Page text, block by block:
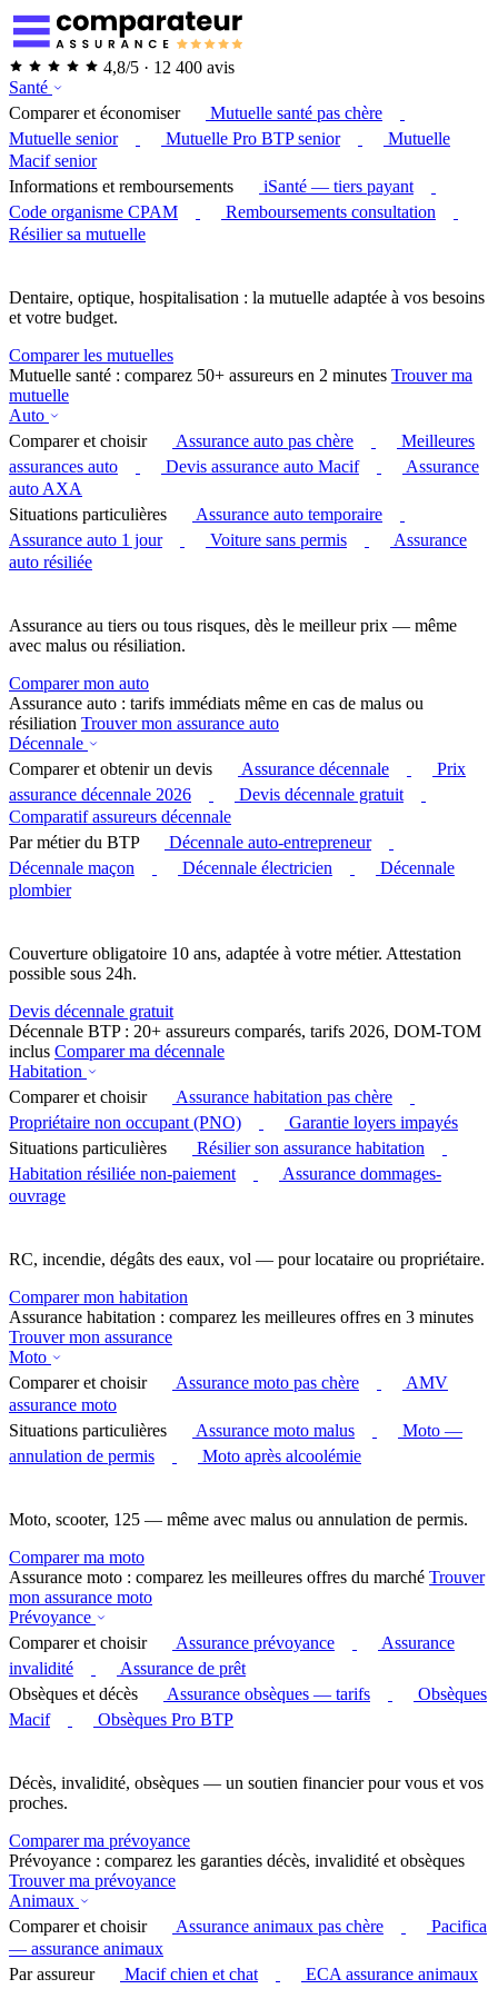
4,8/5 · 12 400 avis
Santé
Comparer et économiser
Mutuelle santé pas chère
Mutuelle senior
Mutuelle Pro BTP senior
Mutuelle
Macif senior
Informations et remboursements
iSanté — tiers payant
Code organisme CPAM
Remboursements consultation
Résilier sa mutuelle
Dentaire, optique, hospitalisation : la mutuelle adaptée à vos besoins
et votre budget.
Comparer les mutuelles
Mutuelle santé : comparez 50+ assureurs en 2 minutes Trouver ma
mutuelle
Auto
Comparer et choisir
Assurance auto pas chère
Meilleures
assurances auto
Devis assurance auto Macif
Assurance
auto AXA
Situations particulières
Assurance auto temporaire
Assurance auto 1 jour
Voiture sans permis
Assurance
auto résiliée
Assurance au tiers ou tous risques, dès le meilleur prix — même
avec malus ou résiliation.
Comparer mon auto
Assurance auto : tarifs immédiats même en cas de malus ou
résiliation Trouver mon assurance auto
Décennale
Comparer et obtenir un devis
Assurance décennale
Prix
assurance décennale 2026
Devis décennale gratuit
Comparatif assureurs décennale
Par métier du BTP
Décennale auto-entrepreneur
Décennale maçon
Décennale électricien
Décennale
plombier
Couverture obligatoire 10 ans, adaptée à votre métier. Attestation
possible sous 24h.
Devis décennale gratuit
Décennale BTP : 20+ assureurs comparés, tarifs 2026, DOM-TOM
inclus Comparer ma décennale
Habitation
Comparer et choisir
Assurance habitation pas chère
Propriétaire non occupant (PNO)
Garantie loyers impayés
Situations particulières
Résilier son assurance habitation
Habitation résiliée non-paiement
Assurance dommages-
ouvrage
RC, incendie, dégâts des eaux, vol — pour locataire ou propriétaire.
Comparer mon habitation
Assurance habitation : comparez les meilleures offres en 3 minutes
Trouver mon assurance
Moto
Comparer et choisir
Assurance moto pas chère
AMV
assurance moto
Situations particulières
Assurance moto malus
Moto —
annulation de permis
Moto après alcoolémie
Moto, scooter, 125 — même avec malus ou annulation de permis.
Comparer ma moto
Assurance moto : comparez les meilleures offres du marché Trouver
mon assurance moto
Prévoyance
Comparer et choisir
Assurance prévoyance
Assurance
invalidité
Assurance de prêt
Obsèques et décès
Assurance obsèques — tarifs
Obsèques
Macif
Obsèques Pro BTP
Décès, invalidité, obsèques — un soutien financier pour vous et vos
proches.
Comparer ma prévoyance
Prévoyance : comparez les garanties décès, invalidité et obsèques
Trouver ma prévoyance
Animaux
Comparer et choisir
Assurance animaux pas chère
Pacifica
— assurance animaux
Par assureur
Macif chien et chat
ECA assurance animaux